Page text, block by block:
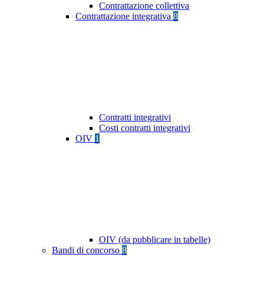
Contrattazione collettiva
Contrattazione integrativa 8
Contratti integrativi
Costi contratti integrativi
OIV 1
OIV (da pubblicare in tabelle)
Bandi di concorso 8